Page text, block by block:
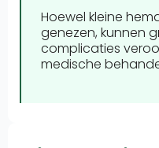
Hoewel kleine
genezen, kunnen
complicaties
medische